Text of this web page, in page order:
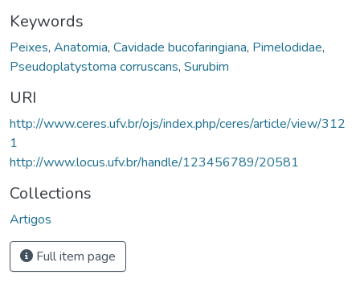
Keywords
Peixes, Anatomia, Cavidade bucofaringiana, Pimelodidae,
Pseudoplatystoma corruscans, Surubim
URI
http://www.ceres.ufv.br/ojs/index.php/ceres/article/view/312
1
http://www.locus.ufv.br/handle/123456789/20581
Collections
Artigos
Full item page